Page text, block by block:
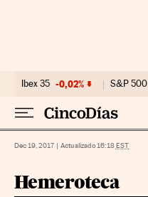
Ibex 35 -0,02% S&P 500
Dec 19, 2017 | Actualizado 16:18EST
Hemeroteca